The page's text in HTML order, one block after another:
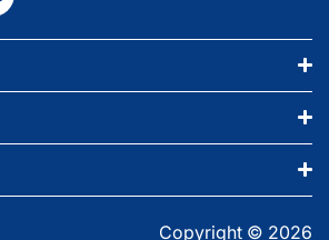
Copyright © 2026